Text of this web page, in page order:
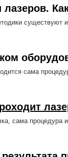
существуют
сама
сама